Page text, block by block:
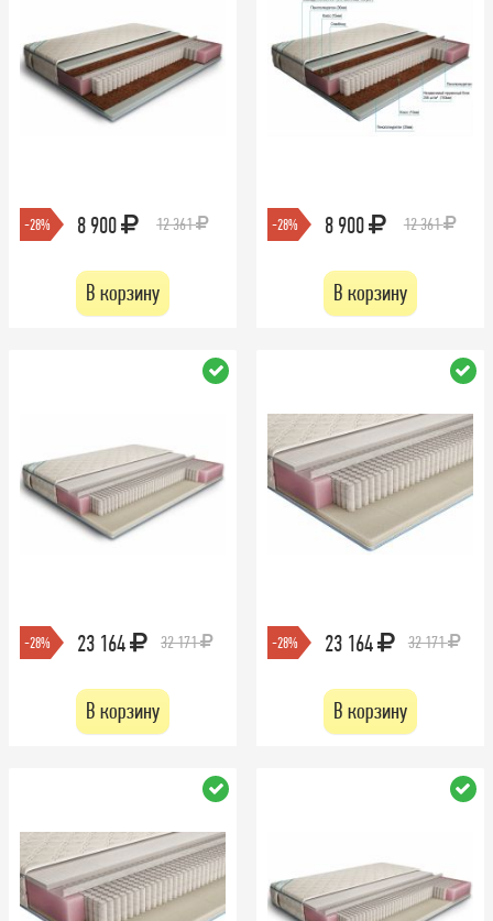
-28% 8 900 12 361
В корзину
-28% 8 900 12 361
В корзину
-28% 23 164 32 171
В корзину
-28% 23 164 32 171
В корзину